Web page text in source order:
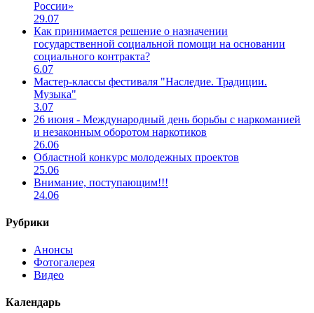
России»
29.07
Как принимается решение о назначении
государственной социальной помощи на основании
социального контракта?
6.07
Мастер-классы фестиваля "Наследие. Традиции.
Музыка"
3.07
26 июня - Международный день борьбы с наркоманией
и незаконным оборотом наркотиков
26.06
Областной конкурс молодежных проектов
25.06
Внимание, поступающим!!!
24.06
Рубрики
Анонсы
Фотогалерея
Видео
Календарь